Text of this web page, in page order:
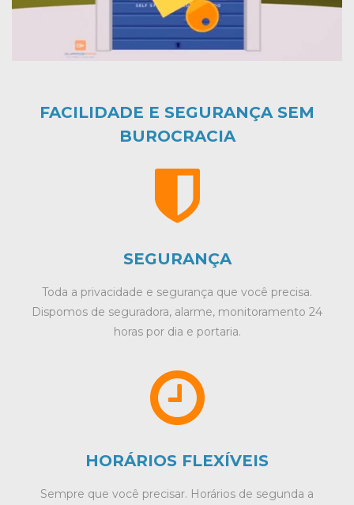
FACILIDADE E SEGURANÇA SEM
BUROCRACIA
SEGURANÇA
Toda a privacidade e segurança que você precisa.
Dispomos de seguradora, alarme, monitoramento 24
horas por dia e portaria.
HORÁRIOS FLEXÍVEIS
Sempre que você precisar. Horários de segunda a